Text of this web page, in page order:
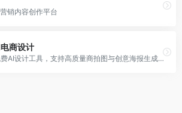
销内容创作平台
商设计
阿里推出的免费AI设计工具，支持高质量商拍图与创意海报生成。服务于电商卖家、自媒体博主及设计师，实现低成本高效营销。